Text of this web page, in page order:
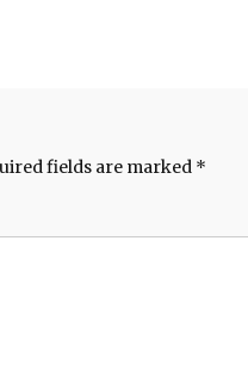
fields are marked *